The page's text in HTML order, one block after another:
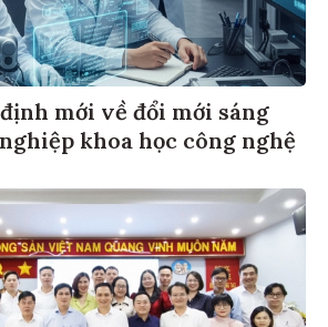
mới về đổi mới sáng
khoa học công nghệ